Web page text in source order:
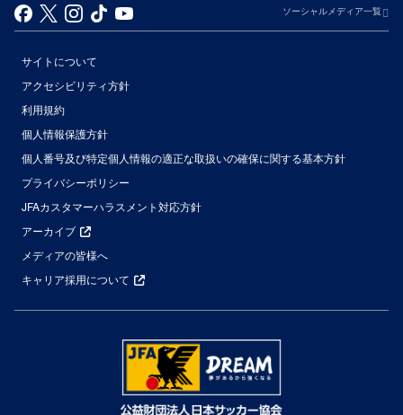
ソーシャルメディア一覧
サイトについて
アクセシビリティ方針
利用規約
個人情報保護方針
個人番号及び特定個人情報の適正な取扱いの確保に関する基本方針
プライバシーポリシー
JFAカスタマーハラスメント対応方針
アーカイブ
メディアの皆様へ
キャリア採用について